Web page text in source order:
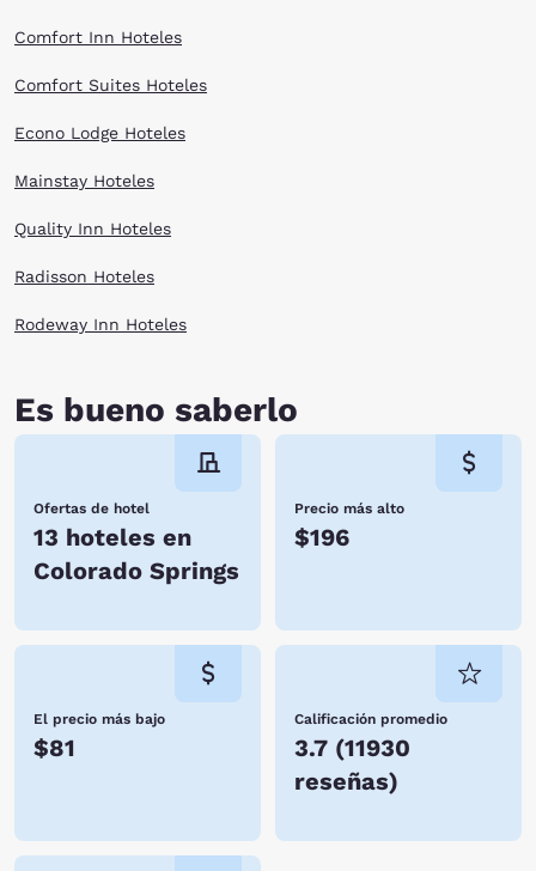
Comfort Inn Hoteles
Comfort Suites Hoteles
Econo Lodge Hoteles
Mainstay Hoteles
Quality Inn Hoteles
Radisson Hoteles
Rodeway Inn Hoteles
Es bueno saberlo
Ofertas de hotel
13 hoteles en
Colorado Springs
Precio más alto
$196
El precio más bajo
$81
Calificación promedio
3.7 (11930
reseñas)